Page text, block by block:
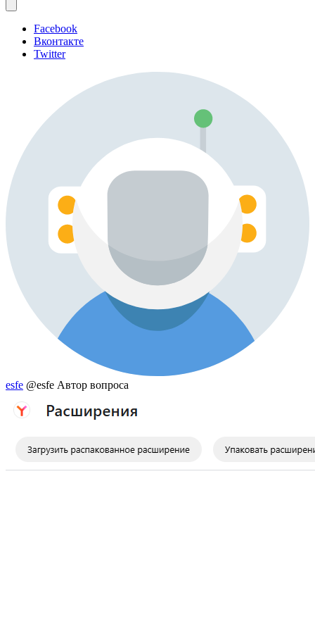
Facebook
Вконтакте
Twitter
esfe @esfe Автор вопроса